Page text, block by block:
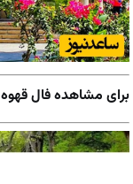
برای مشاهده فال